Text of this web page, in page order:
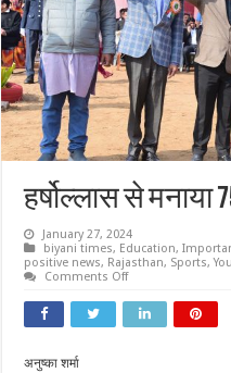
हर्षोल्लास से मनाया
January 27, 2024
biyani times, Education,
positive news, Rajasthan, Sports,
Comments Offon
से
मनाया
75
अनुष्का शर्मा